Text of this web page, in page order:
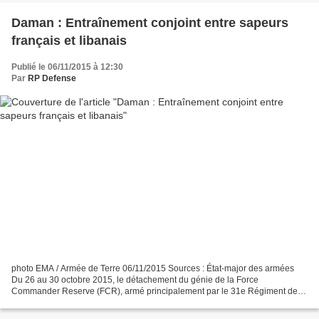
Daman : Entraînement conjoint entre sapeurs
français et libanais
Publié le 06/11/2015 à 12:30
Par RP Defense
photo EMA / Armée de Terre 06/11/2015 Sources : État-major des armées
Du 26 au 30 octobre 2015, le détachement du génie de la Force
Commander Reserve (FCR), armé principalement par le 31e Régiment de